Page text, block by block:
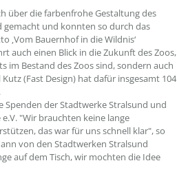
über die farbenfrohe Gestaltung des
gemacht und konnten so durch das
‚Vom Bauernhof in die Wildnis‘
auch einen Blick in die Zukunft des Zoos,
im Bestand des Zoos sind, sondern auch
(Fast Design) hat dafür insgesamt 104
Spenden der Stadtwerke Stralsund und
"Wir brauchten keine lange
das war für uns schnell klar", so
von den Stadtwerken Stralsund
auf dem Tisch, wir mochten die Idee